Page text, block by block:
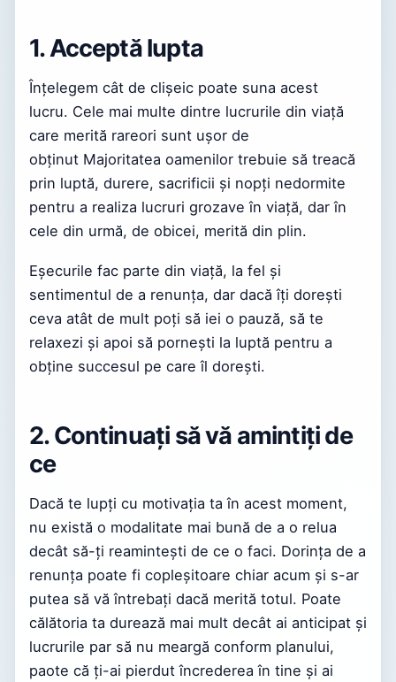
1. Acceptă lupta
Înțelegem cât de clișeic poate suna acest
lucru. Cele mai multe dintre lucrurile din viață
care merită rareori sunt ușor de
obținut Majoritatea oamenilor trebuie să treacă
prin luptă, durere, sacrificii și nopți nedormite
pentru a realiza lucruri grozave în viață, dar în
cele din urmă, de obicei, merită din plin.
Eșecurile fac parte din viață, la fel și
sentimentul de a renunța, dar dacă îți dorești
ceva atât de mult poți să iei o pauză, să te
relaxezi și apoi să pornești la luptă pentru a
obține succesul pe care îl dorești.
2. Continuați să vă amintiți de
ce
Dacă te lupți cu motivația ta în acest moment,
nu există o modalitate mai bună de a o relua
decât să-ți reamintești de ce o faci. Dorința de a
renunța poate fi copleșitoare chiar acum și s-ar
putea să vă întrebați dacă merită totul. Poate
călătoria ta durează mai mult decât ai anticipat și
lucrurile par să nu meargă conform planului,
paote că ți-ai pierdut încrederea în tine și ai